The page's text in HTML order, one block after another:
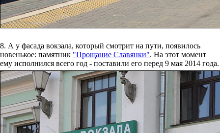
8. А у фасада вокзала, который смотрит на пути, появилось
новенькое: памятник "Прощание Славянки". На этот момент
ему исполнился всего год - поставили его перед 9 мая 2014 года.